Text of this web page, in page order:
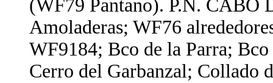
(WF79 Pantano). P.N.
Amoladeras; WF76
WF9184; Bco de la Parra;
Cerro del Garbanzal; Collado